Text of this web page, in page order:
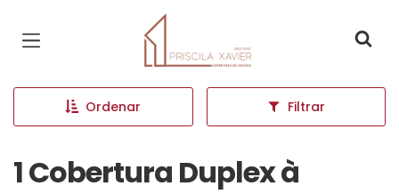
Página inicial
Ordenar Filtrar
1 Cobertura Duplex à